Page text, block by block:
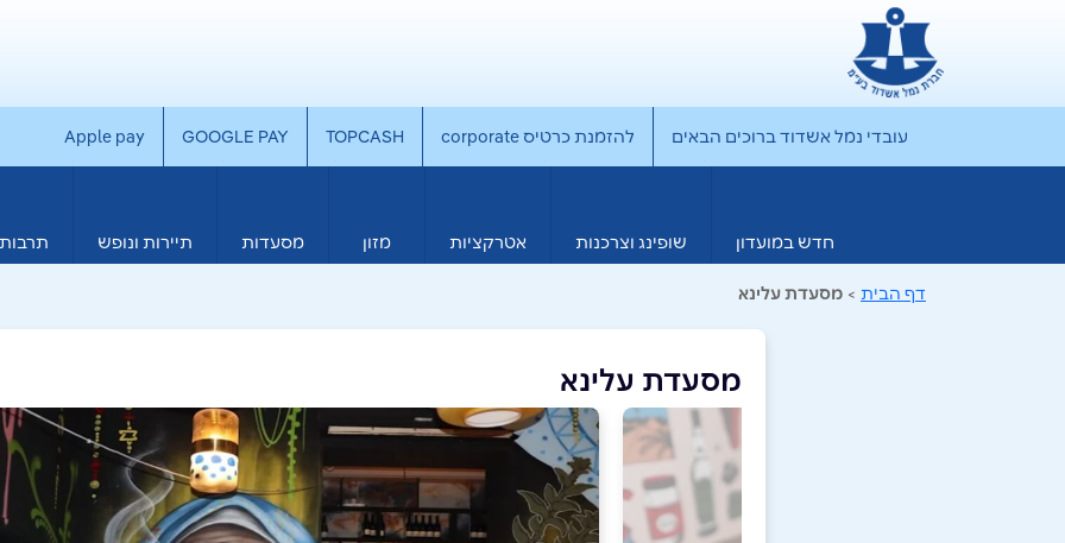
עובדי נמל אשדוד ברוכים הבאים להזמנת כרטיס corporate TOPCASH
GOOGLE PAY
Apple pay
חדש במועדון שופינג וצרכנות אטרקציות מזון מסעדות תיירות ונופש תרבות
דף הבית > מסעדת עלינא
מסעדת עלינא